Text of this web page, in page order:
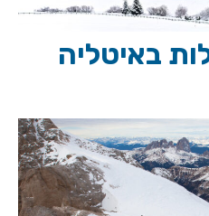
באיטליה